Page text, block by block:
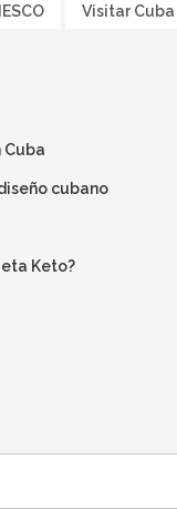
Visitar Cuba
Cuba
cubano
Keto?